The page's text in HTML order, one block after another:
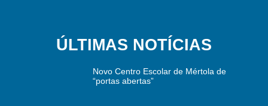
ÚLTIMAS NOTÍCIAS
Novo Centro Escolar de Mértola de
“portas abertas”